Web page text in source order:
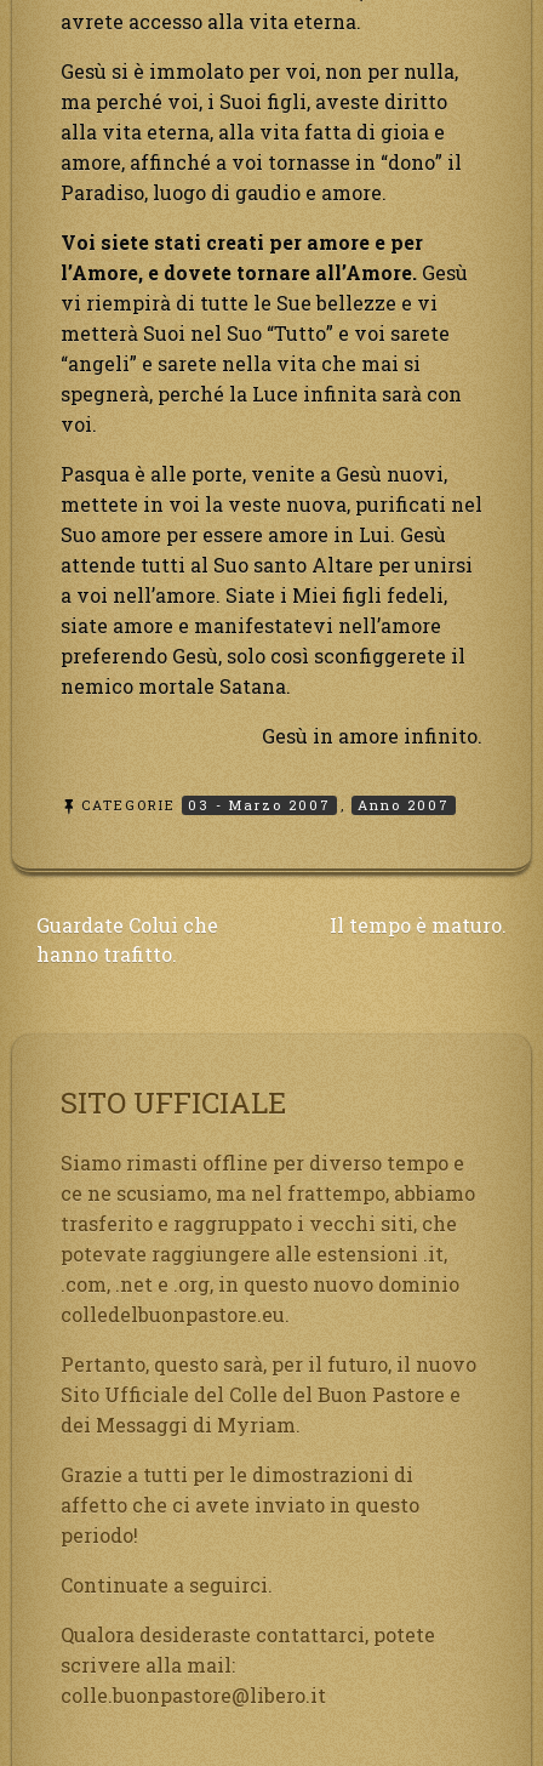
avrete accesso alla vita eterna.
Gesù si è immolato per voi, non per nulla,
ma perché voi, i Suoi figli, aveste diritto
alla vita eterna, alla vita fatta di gioia e
amore, affinché a voi tornasse in “dono” il
Paradiso, luogo di gaudio e amore.
Voi siete stati creati per amore e per
l’Amore, e dovete tornare all’Amore. Gesù
vi riempirà di tutte le Sue bellezze e vi
metterà Suoi nel Suo “Tutto” e voi sarete
“angeli” e sarete nella vita che mai si
spegnerà, perché la Luce infinita sarà con
voi.
Pasqua è alle porte, venite a Gesù nuovi,
mettete in voi la veste nuova, purificati nel
Suo amore per essere amore in Lui. Gesù
attende tutti al Suo santo Altare per unirsi
a voi nell’amore. Siate i Miei figli fedeli,
siate amore e manifestatevi nell’amore
preferendo Gesù, solo così sconfiggerete il
nemico mortale Satana.
Gesù in amore infinito.
CATEGORIE 03 - Marzo 2007 , Anno 2007
Navigazione
articoli
Guardate Colui che
hanno trafitto.
Il tempo è maturo.
SITO UFFICIALE
Siamo rimasti offline per diverso tempo e
ce ne scusiamo, ma nel frattempo, abbiamo
trasferito e raggruppato i vecchi siti, che
potevate raggiungere alle estensioni .it,
.com, .net e .org, in questo nuovo dominio
colledelbuonpastore.eu.
Pertanto, questo sarà, per il futuro, il nuovo
Sito Ufficiale del Colle del Buon Pastore e
dei Messaggi di Myriam.
Grazie a tutti per le dimostrazioni di
affetto che ci avete inviato in questo
periodo!
Continuate a seguirci.
Qualora desideraste contattarci, potete
scrivere alla mail:
colle.buonpastore@libero.it